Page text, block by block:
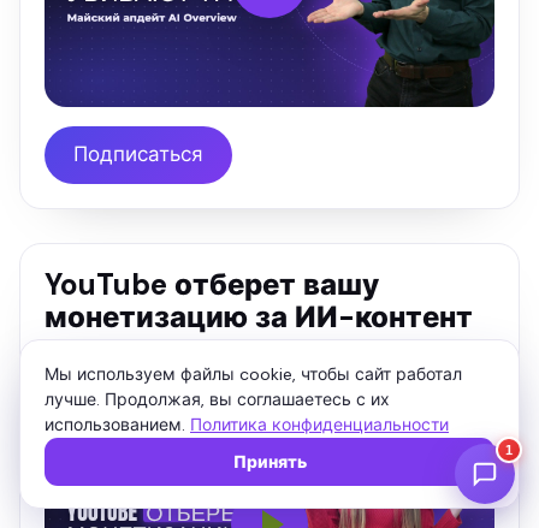
Подписаться
YouTube отберет вашу
монетизацию за ИИ-контент
Алена Полюхович 775
Мы используем файлы cookie, чтобы сайт работал
лучше. Продолжая, вы соглашаетесь с их
использованием. Политика конфиденциальности
Принять